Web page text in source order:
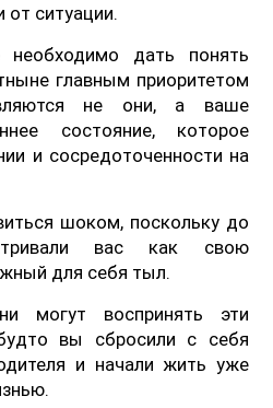
от ситуации.
дать понять
главным приоритетом
не они, а ваше
состояние, которое
и сосредоточенности на
шоком, поскольку до
вас как свою
для себя тыл.
могут воспринять эти
вы сбросили с себя
и начали жить уже